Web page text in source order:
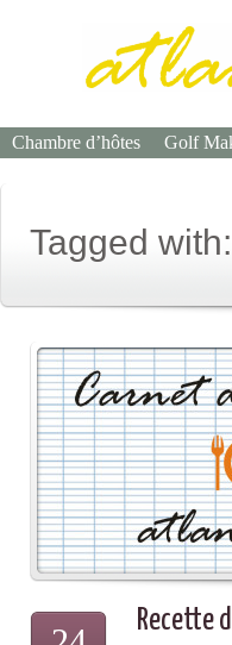
Chambre d’hôtes Golf
Tagged
Recette